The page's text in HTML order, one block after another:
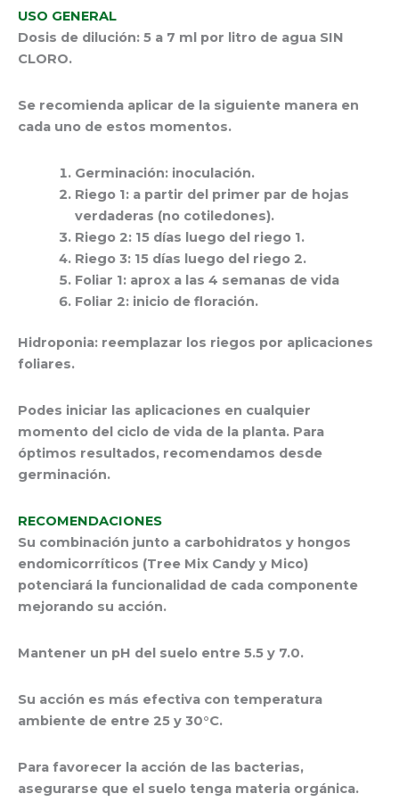
USO GENERAL
Dosis de dilución: 5 a 7 ml por litro de agua SIN
CLORO.
Se recomienda aplicar de la siguiente manera en
cada uno de estos momentos.
Germinación: inoculación.
Riego 1: a partir del primer par de hojas
verdaderas (no cotiledones).
Riego 2: 15 días luego del riego 1.
Riego 3: 15 días luego del riego 2.
Foliar 1: aprox a las 4 semanas de vida
Foliar 2: inicio de floración.
Hidroponia: reemplazar los riegos por aplicaciones
foliares.
Podes iniciar las aplicaciones en cualquier
momento del ciclo de vida de la planta. Para
óptimos resultados, recomendamos desde
germinación.
RECOMENDACIONES
Su combinación junto a carbohidratos y hongos
endomicorríticos (Tree Mix Candy y Mico)
potenciará la funcionalidad de cada componente
mejorando su acción.
Mantener un pH del suelo entre 5.5 y 7.0.
Su acción es más efectiva con temperatura
ambiente de entre 25 y 30°C.
Para favorecer la acción de las bacterias,
asegurarse que el suelo tenga materia orgánica.